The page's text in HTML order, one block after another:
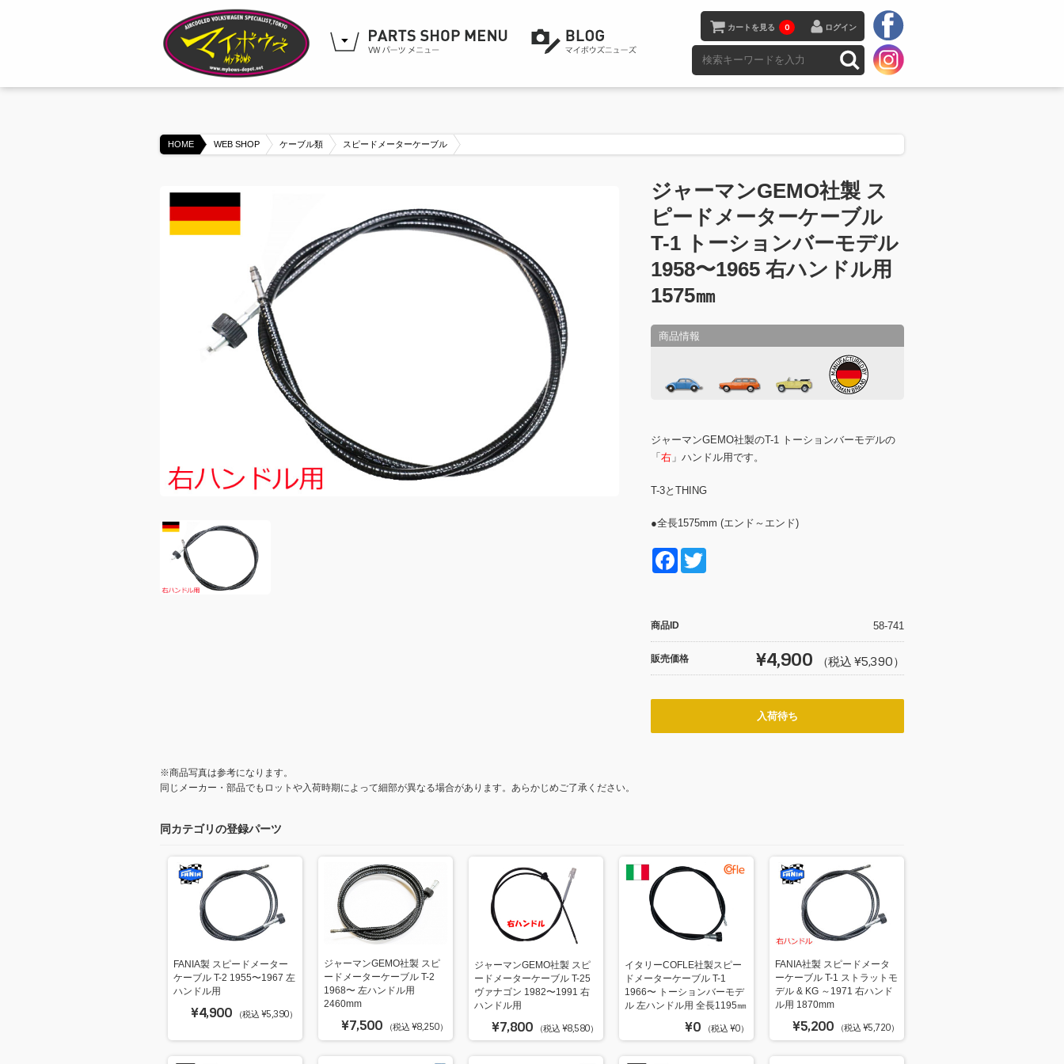
カートを見る 0 ログイン
HOME WEB SHOP ケーブル類 スピードメーターケーブル
ジャーマンGEMO社製 ス
ピードメーターケーブル
T-1 トーションバーモデル
1958〜1965 右ハンドル用
1575㎜
ジャーマンGEMO社製のT-1 トーションバーモデルの
「 右 」ハンドル用です。
T-3とTHING
●全長1575mm (エンド～エンド)
F
e
b
k
er
商品ID 58-741
販売価格 ¥4,900 （税込 ¥5,390）
入荷待ち
※商品写真は参考になります。
同じメーカー・部品でもロットや入荷時期によって細部が異なる場合があります。あらかじめご了承ください。
同カテゴリの登録パーツ
FANIA製 スピードメーター
ケーブル T-2 1955〜1967 左
ハンドル用
¥4,900 （税込 ¥5,390）
ジャーマンGEMO社製 スピ
ードメーターケーブル T-2
1968〜 左ハンドル用
2460mm
¥7,500 （税込 ¥8,250）
ジャーマンGEMO社製 スピ
ードメーターケーブル T-25
ヴァナゴン 1982〜1991 右
ハンドル用
¥7,800 （税込 ¥8,580）
イタリーCOFLE社製スピー
ドメーターケーブル T-1
1966〜 トーションバーモデ
ル 左ハンドル用 全長1195㎜
¥0 （税込 ¥0）
FANIA社製 スピードメータ
ーケーブル T-1 ストラットモ
デル & KG ～1971 右ハンド
ル用 1870mm
¥5,200 （税込 ¥5,720）